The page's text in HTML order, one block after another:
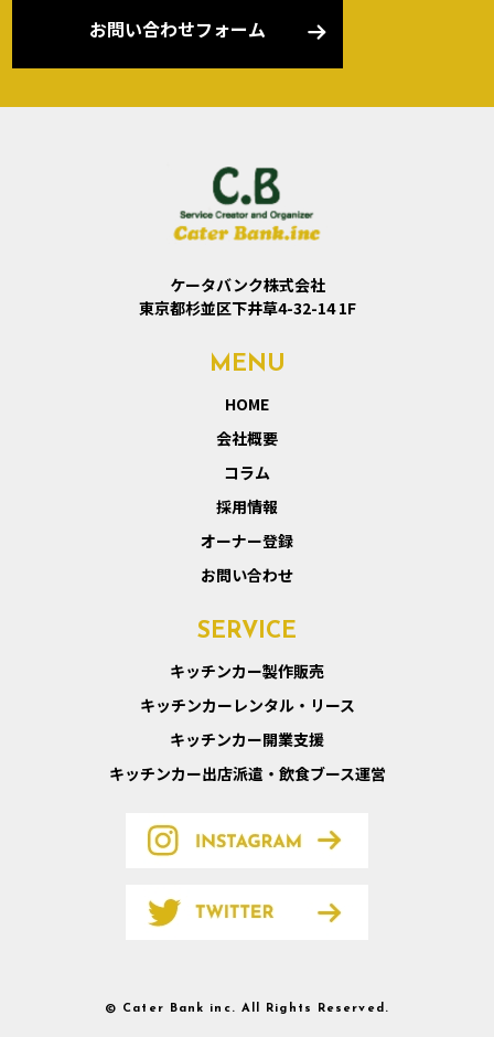
お問い合わせフォーム
ケータバンク株式会社
東京都杉並区下井草4-32-14 1F
MENU
HOME
会社概要
コラム
採用情報
オーナー登録
お問い合わせ
SERVICE
キッチンカー製作販売
キッチンカーレンタル・リース
キッチンカー開業支援
キッチンカー出店派遣・飲食ブース運営
© Cater Bank inc. All Rights Reserved.